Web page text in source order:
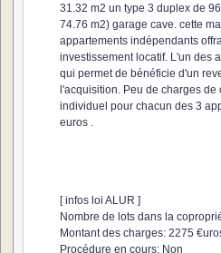
31.32 m2 un type 3 duplex de
74.76 m2) garage cave. cette
appartements indépendants
investissement locatif. L'un des
qui permet de bénéficie d'un
l'acquisition. Peu de charges
individuel pour chacun des 3
euros .
[ infos loi ALUR ]
Nombre de lots dans la
Montant des charges: 2275
Procédure en cours: Non